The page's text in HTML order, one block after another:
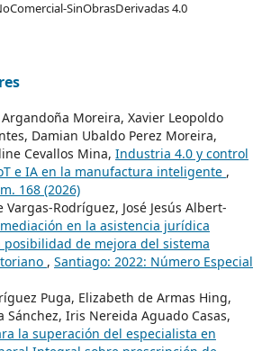
SinObrasDerivadas 4.0
Argandoña Moreira, Xavier Leopoldo
Damian Ubaldo Perez Moreira,
Cevallos Mina, Industria 4.0 y control
e IA en la manufactura inteligente ,
168 (2026)
Vargas-Rodríguez, José Jesús Albert-
en la asistencia jurídica
de mejora del sistema
, Santiago: 2022: Número Especial
Puga, Elizabeth de Armas Hing,
Sánchez, Iris Nereida Aguado Casas,
la superación del especialista en